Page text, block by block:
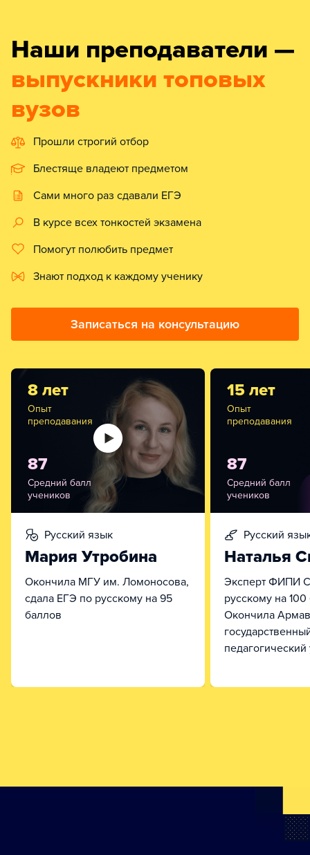
Наши преподаватели —
выпускники топовых
вузов
Прошли строгий отбор
Блестяще владеют предметом
Сами много раз сдавали ЕГЭ
В курсе всех тонкостей экзамена
Помогут полюбить предмет
Знают подход к каждому ученику
Записаться на консультацию
8 лет
Опыт
преподавания
87
Средний балл
учеников
русский язык
Мария Утробина
Окончила МГУ им. Ломоносова,
сдала ЕГЭ по русскому на 95
баллов
15 лет
Опыт
преподавания
87
Средний балл
учеников
русский
Наталья
Эксперт ФИПИ
русскому на
Окончила
педагогический